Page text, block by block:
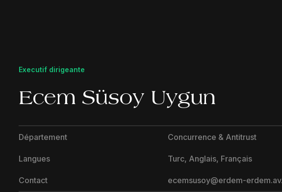
Executif dirigeante
Ecem Süsoy Uygun
Département Concurrence & Antitrust
Langues Turc, Anglais, Français
Contact ecemsusoy@erdem-